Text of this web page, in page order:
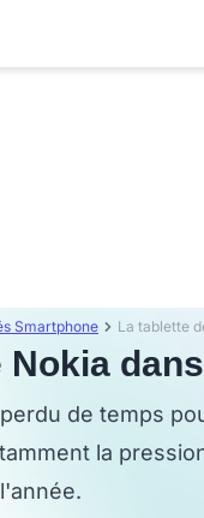
Smartphone La tablette
Nokia
de temps
la